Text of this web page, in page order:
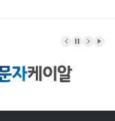
이전 배너
배너 정지
다음 배
배